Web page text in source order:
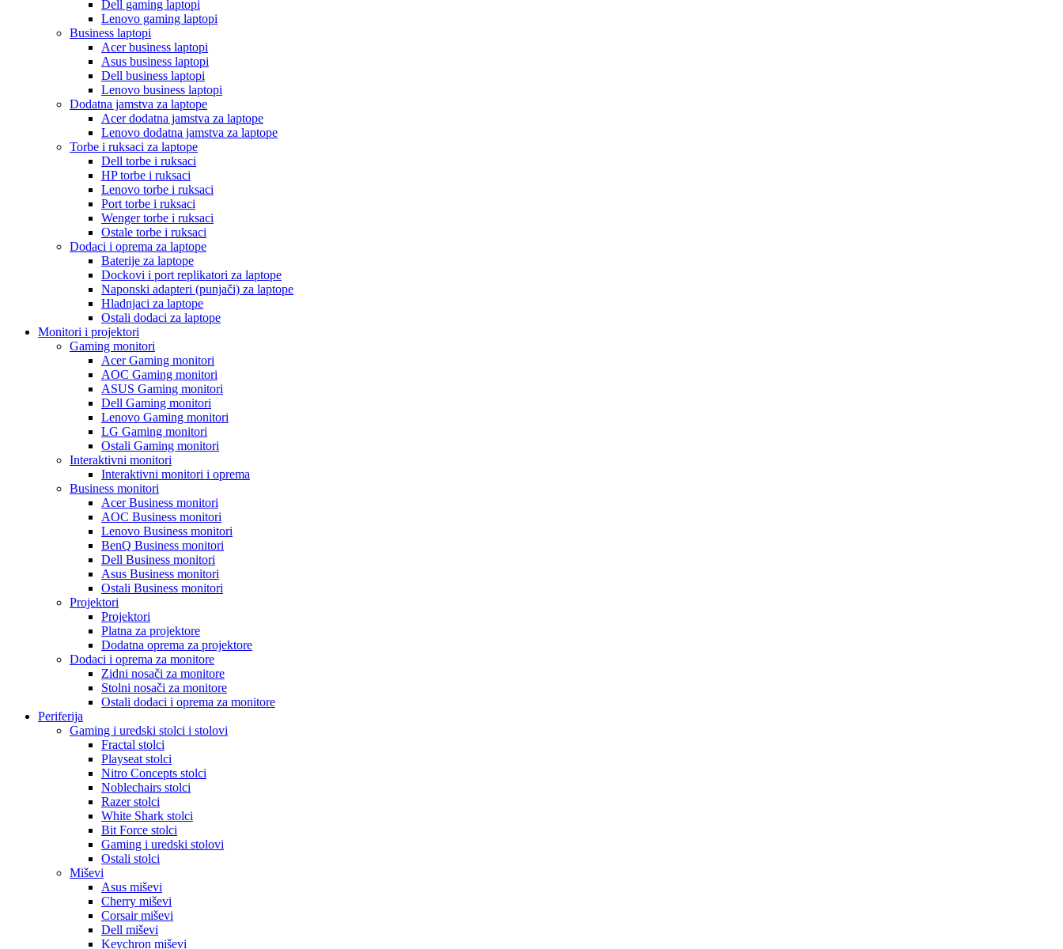
Dell gaming laptopi
Lenovo gaming laptopi
Business laptopi
Acer business laptopi
Asus business laptopi
Dell business laptopi
Lenovo business laptopi
Dodatna jamstva za laptope
Acer dodatna jamstva za laptope
Lenovo dodatna jamstva za laptope
Torbe i ruksaci za laptope
Dell torbe i ruksaci
HP torbe i ruksaci
Lenovo torbe i ruksaci
Port torbe i ruksaci
Wenger torbe i ruksaci
Ostale torbe i ruksaci
Dodaci i oprema za laptope
Baterije za laptope
Dockovi i port replikatori za laptope
Naponski adapteri (punjači) za laptope
Hladnjaci za laptope
Ostali dodaci za laptope
Monitori i projektori
Gaming monitori
Acer Gaming monitori
AOC Gaming monitori
ASUS Gaming monitori
Dell Gaming monitori
Lenovo Gaming monitori
LG Gaming monitori
Ostali Gaming monitori
Interaktivni monitori
Interaktivni monitori i oprema
Business monitori
Acer Business monitori
AOC Business monitori
Lenovo Business monitori
BenQ Business monitori
Dell Business monitori
Asus Business monitori
Ostali Business monitori
Projektori
Projektori
Platna za projektore
Dodatna oprema za projektore
Dodaci i oprema za monitore
Zidni nosači za monitore
Stolni nosači za monitore
Ostali dodaci i oprema za monitore
Periferija
Gaming i uredski stolci i stolovi
Fractal stolci
Playseat stolci
Nitro Concepts stolci
Noblechairs stolci
Razer stolci
White Shark stolci
Bit Force stolci
Gaming i uredski stolovi
Ostali stolci
Miševi
Asus miševi
Cherry miševi
Corsair miševi
Dell miševi
Keychron miševi